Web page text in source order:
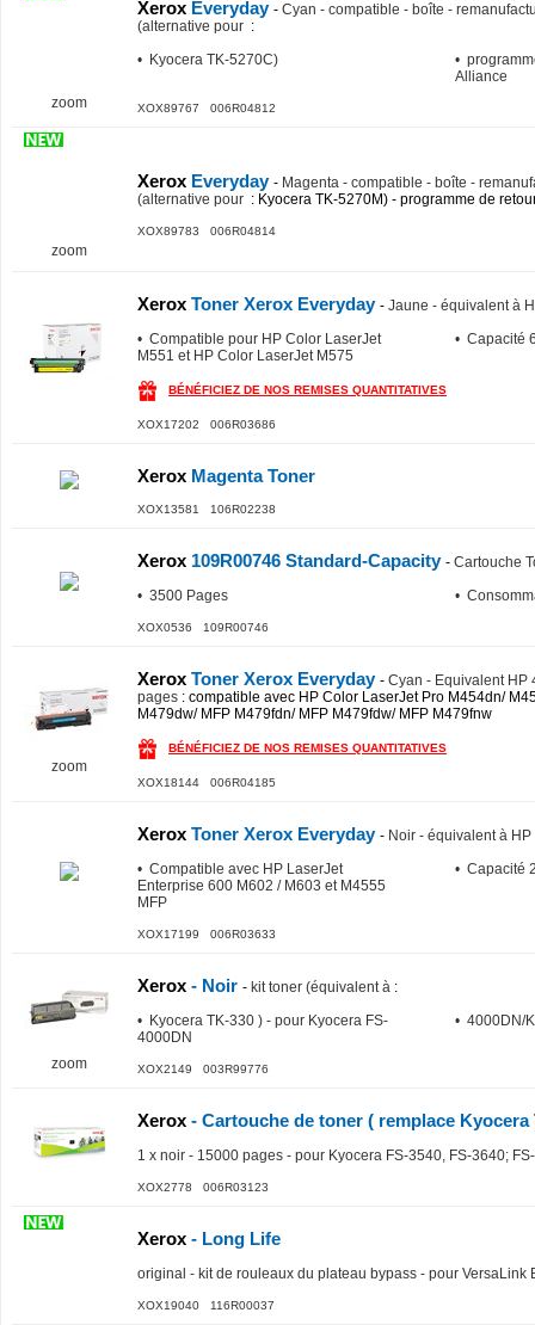
zoom
Xerox Everyday - Cyan - compatible - boîte -
(alternative pour :
• Kyocera TK-5270C)
•
Alliance
XOX89767 006R04812
zoom
Xerox Everyday - Magenta - compatible - boîte -
(alternative pour : Kyocera TK-5270M) - programme de
XOX89783 006R04814
Xerox Toner Xerox Everyday - Jaune - équivalent à
• Compatible pour HP Color LaserJet
M551 et HP Color LaserJet M575
• Capacité
BÉNÉFICIEZ DE NOS REMISES QUANTITATIVES
XOX17202 006R03686
Xerox Magenta Toner
XOX13581 106R02238
Xerox 109R00746 Standard-Capacity - Cartouche
• 3500 Pages
•
XOX0536 109R00746
zoom
Xerox Toner Xerox Everyday - Cyan - Equivalent HP
pages : compatible avec HP Color LaserJet Pro M454dn/
M479dw/ MFP M479fdn/ MFP M479fdw/ MFP M479fnw
BÉNÉFICIEZ DE NOS REMISES QUANTITATIVES
XOX18144 006R04185
Xerox Toner Xerox Everyday - Noir - équivalent à
• Compatible avec HP LaserJet
Enterprise 600 M602 / M603 et M4555
MFP
• Capacité
XOX17199 006R03633
zoom
Xerox - Noir - kit toner (équivalent à :
• Kyocera TK-330 ) - pour Kyocera FS-
4000DN
• 4000DN/
XOX2149 003R99776
Xerox - Cartouche de toner ( remplace Kyocera
1 x noir - 15000 pages - pour Kyocera FS-3540, FS-3640;
XOX2778 006R03123
Xerox - Long Life
original - kit de rouleaux du plateau bypass - pour VersaLink
XOX19040 116R00037